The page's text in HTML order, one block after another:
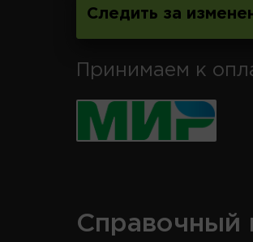
Следить за
Принимаем к
Справочный